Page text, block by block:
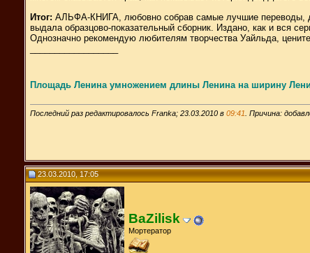
Итог: АЛЬФА-КНИГА, любовно собрав самые лучшие переводы,
выдала образцово-показательный сборник. Издано, как и вся
Однозначно рекомендую любителям творчества Уайльда,
Площадь Ленина умножением длины Ленина на ширину
Последний раз редактировалось Franka; 23.03.2010 в 09:41 . Причина:
23.03.2010, 17:05
BaZilisk
Мортератор